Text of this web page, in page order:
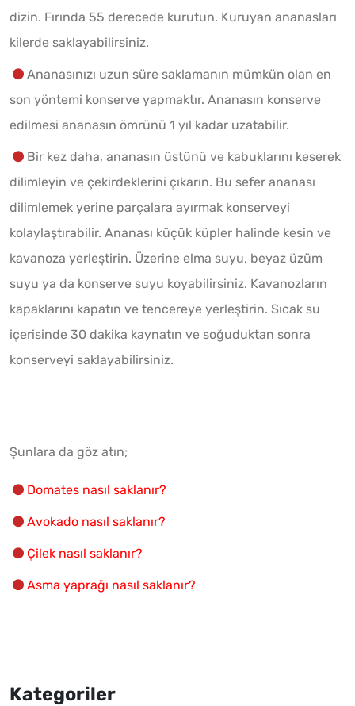
dizin. Fırında 55 derecede kurutun. Kuruyan ananasları
kilerde saklayabilirsiniz.
Ananasınızı uzun süre saklamanın mümkün olan en
son yöntemi konserve yapmaktır. Ananasın konserve
edilmesi ananasın ömrünü 1 yıl kadar uzatabilir.
Bir kez daha, ananasın üstünü ve kabuklarını keserek
dilimleyin ve çekirdeklerini çıkarın. Bu sefer ananası
dilimlemek yerine parçalara ayırmak konserveyi
kolaylaştırabilir. Ananası küçük küpler halinde kesin ve
kavanoza yerleştirin. Üzerine elma suyu, beyaz üzüm
suyu ya da konserve suyu koyabilirsiniz. Kavanozların
kapaklarını kapatın ve tencereye yerleştirin. Sıcak su
içerisinde 30 dakika kaynatın ve soğuduktan sonra
konserveyi saklayabilirsiniz.
Şunlara da göz atın;
Domates nasıl saklanır?
Avokado nasıl saklanır?
Çilek nasıl saklanır?
Asma yaprağı nasıl saklanır?
Kategoriler